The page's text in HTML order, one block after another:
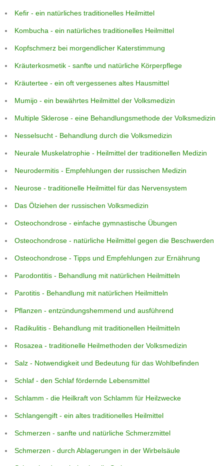
Kefir - ein natürliches traditionelles Heilmittel
Kombucha - ein natürliches traditionelles Heilmittel
Kopfschmerz bei morgendlicher Katerstimmung
Kräuterkosmetik - sanfte und natürliche Körperpflege
Kräutertee - ein oft vergessenes altes Hausmittel
Mumijo - ein bewährtes Heilmittel der Volksmedizin
Multiple Sklerose - eine Behandlungsmethode der Volksmedizin
Nesselsucht - Behandlung durch die Volksmedizin
Neurale Muskelatrophie - Heilmittel der traditionellen Medizin
Neurodermitis - Empfehlungen der russischen Medizin
Neurose - traditionelle Heilmittel für das Nervensystem
Das Ölziehen der russischen Volksmedizin
Osteochondrose - einfache gymnastische Übungen
Osteochondrose - natürliche Heilmittel gegen die Beschwerden
Osteochondrose - Tipps und Empfehlungen zur Ernährung
Parodontitis - Behandlung mit natürlichen Heilmitteln
Parotitis - Behandlung mit natürlichen Heilmitteln
Pflanzen - entzündungshemmend und ausführend
Radikulitis - Behandlung mit traditionellen Heilmitteln
Rosazea - traditionelle Heilmethoden der Volksmedizin
Salz - Notwendigkeit und Bedeutung für das Wohlbefinden
Schlaf - den Schlaf fördernde Lebensmittel
Schlamm - die Heilkraft von Schlamm für Heilzwecke
Schlangengift - ein altes traditionelles Heilmittel
Schmerzen - sanfte und natürliche Schmerzmittel
Schmerzen - durch Ablagerungen in der Wirbelsäule